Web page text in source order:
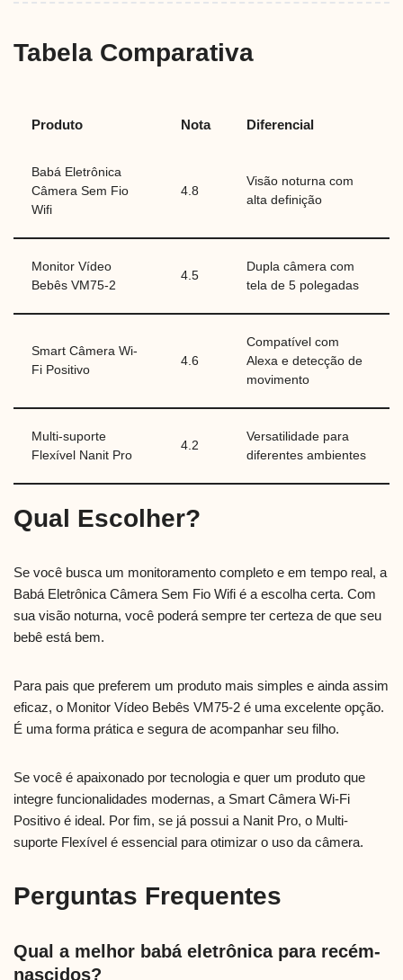
Tabela Comparativa
Produto Nota Diferencial
Babá Eletrônica
Câmera Sem Fio
Wifi
4.8
Visão noturna com
alta definição
Monitor Vídeo
Bebês VM75-2
4.5
Dupla câmera com
tela de 5 polegadas
Smart Câmera Wi-
Fi Positivo
4.6
Compatível com
Alexa e detecção de
movimento
Multi-suporte
Flexível Nanit Pro
4.2
Versatilidade para
diferentes ambientes
Qual Escolher?
Se você busca um monitoramento completo e em tempo real, a
Babá Eletrônica Câmera Sem Fio Wifi é a escolha certa. Com
sua visão noturna, você poderá sempre ter certeza de que seu
bebê está bem.
Para pais que preferem um produto mais simples e ainda assim
eficaz, o Monitor Vídeo Bebês VM75-2 é uma excelente opção.
É uma forma prática e segura de acompanhar seu filho.
Se você é apaixonado por tecnologia e quer um produto que
integre funcionalidades modernas, a Smart Câmera Wi-Fi
Positivo é ideal. Por fim, se já possui a Nanit Pro, o Multi-
suporte Flexível é essencial para otimizar o uso da câmera.
Perguntas Frequentes
Qual a melhor babá eletrônica para recém-
nascidos?